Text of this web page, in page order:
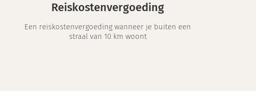
Reiskostenvergoeding
Een reiskostenvergoeding wanneer je buiten een
straal van 10 km woont